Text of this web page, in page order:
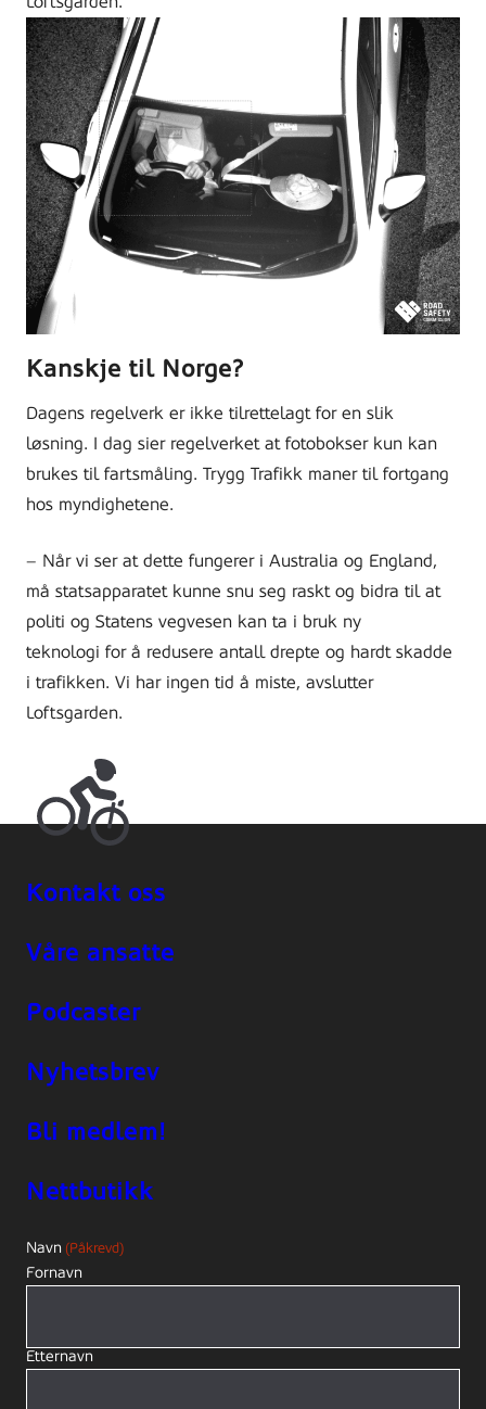
Kanskje til Norge?
Dagens regelverk er ikke tilrettelagt for en slik
løsning. I dag sier regelverket at fotobokser kun kan
brukes til fartsmåling. Trygg Trafikk maner til fortgang
hos myndighetene.
– Når vi ser at dette fungerer i Australia og England,
må statsapparatet kunne snu seg raskt og bidra til at
politi og Statens vegvesen kan ta i bruk ny
teknologi for å redusere antall drepte og hardt skadde
i trafikken. Vi har ingen tid å miste, avslutter
Loftsgarden.
Kontakt oss
Våre ansatte
Podcaster
Nyhetsbrev
Bli medlem!
Nettbutikk
Navn (Påkrevd)
Fornavn
Etternavn